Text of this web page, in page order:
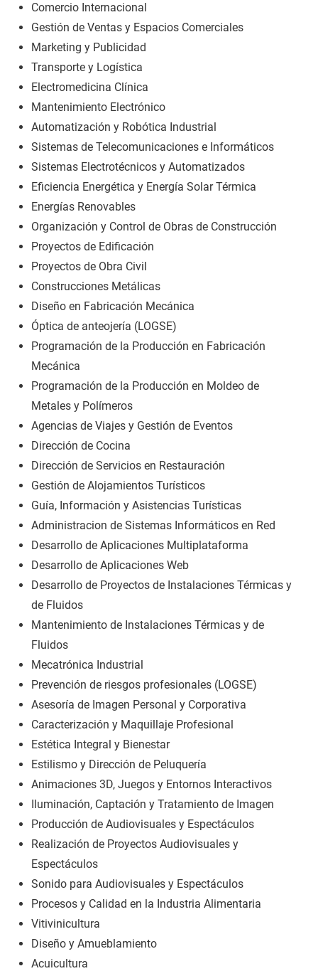
Comercio Internacional
Gestión de Ventas y Espacios Comerciales
Marketing y Publicidad
Transporte y Logística
Electromedicina Clínica
Mantenimiento Electrónico
Automatización y Robótica Industrial
Sistemas de Telecomunicaciones e Informáticos
Sistemas Electrotécnicos y Automatizados
Eficiencia Energética y Energía Solar Térmica
Energías Renovables
Organización y Control de Obras de Construcción
Proyectos de Edificación
Proyectos de Obra Civil
Construcciones Metálicas
Diseño en Fabricación Mecánica
Óptica de anteojería (LOGSE)
Programación de la Producción en Fabricación
Mecánica
Programación de la Producción en Moldeo de
Metales y Polímeros
Agencias de Viajes y Gestión de Eventos
Dirección de Cocina
Dirección de Servicios en Restauración
Gestión de Alojamientos Turísticos
Guía, Información y Asistencias Turísticas
Administracion de Sistemas Informáticos en Red
Desarrollo de Aplicaciones Multiplataforma
Desarrollo de Aplicaciones Web
Desarrollo de Proyectos de Instalaciones Térmicas y
de Fluidos
Mantenimiento de Instalaciones Térmicas y de
Fluidos
Mecatrónica Industrial
Prevención de riesgos profesionales (LOGSE)
Asesoría de Imagen Personal y Corporativa
Caracterización y Maquillaje Profesional
Estética Integral y Bienestar
Estilismo y Dirección de Peluquería
Animaciones 3D, Juegos y Entornos Interactivos
Iluminación, Captación y Tratamiento de Imagen
Producción de Audiovisuales y Espectáculos
Realización de Proyectos Audiovisuales y
Espectáculos
Sonido para Audiovisuales y Espectáculos
Procesos y Calidad en la Industria Alimentaria
Vitivinicultura
Diseño y Amueblamiento
Acuicultura